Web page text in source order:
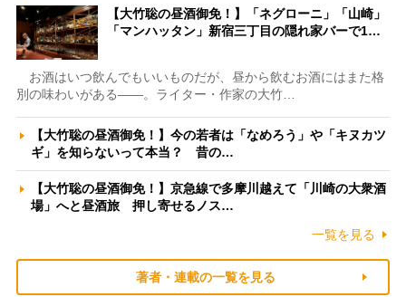
【大竹聡の昼酒御免！】「ネグローニ」「山崎」
「マンハッタン」新宿三丁目の隠れ家バーで1…
お酒はいつ飲んでもいいものだが、昼から飲むお酒にはまた格
別の味わいがある――。ライター・作家の大竹…
【大竹聡の昼酒御免！】今の若者は「なめろう」や「キヌカツ
ギ」を知らないって本当？ 昔の…
【大竹聡の昼酒御免！】京急線で多摩川越えて「川崎の大衆酒
場」へと昼酒旅 押し寄せるノス…
一覧を見る
著者・連載の一覧を見る